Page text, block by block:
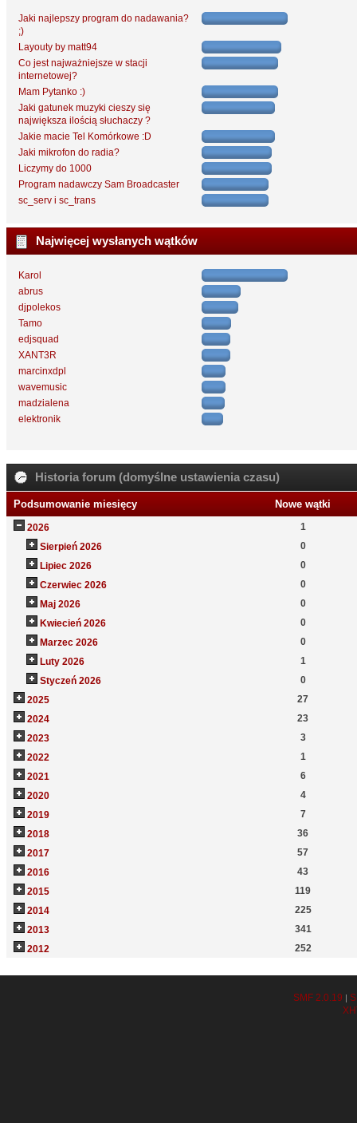
Jaki najlepszy program do nadawania?
;)
Layouty by matt94
Co jest najważniejsze w stacji
internetowej?
Mam Pytanko :)
Jaki gatunek muzyki cieszy się
największa ilością słuchaczy ?
Jakie macie Tel Komórkowe :D
Jaki mikrofon do radia?
Liczymy do 1000
Program nadawczy Sam Broadcaster
sc_serv i sc_trans
Najwięcej wysłanych wątków
Karol
abrus
djpolekos
Tamo
edjsquad
XANT3R
marcinxdpl
wavemusic
madzialena
elektronik
Historia forum (domyślne ustawienia czasu)
Podsumowanie miesięcy Nowe wątki
2026
1
Sierpień 2026
0
Lipiec 2026
0
Czerwiec 2026
0
Maj 2026
0
Kwiecień 2026
0
Marzec 2026
0
Luty 2026
1
Styczeń 2026
0
2025
27
2024
23
2023
3
2022
1
2021
6
2020
4
2019
7
2018
36
2017
57
2016
43
2015
119
2014
225
2013
341
2012
252
SMF 2.0.19